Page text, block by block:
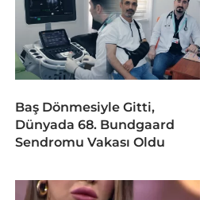
Baş Dönmesiyle Gitti,
Dünyada 68. Bundgaard
Sendromu Vakası Oldu